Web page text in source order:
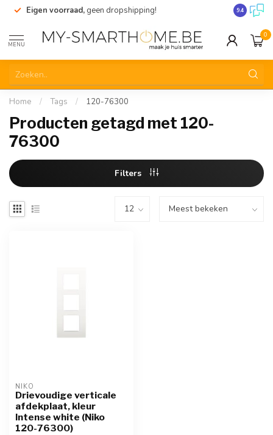
Eigen voorraad, geen dropshipping! 9.4
MENU
0
Home / Tags / 120-76300
Producten getagd met 120-
76300
Filters
NIKO
Drievoudige verticale
afdekplaat, kleur
Intense white (Niko
120-76300)